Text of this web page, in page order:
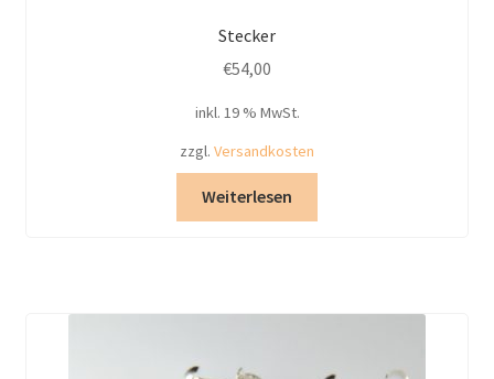
Stecker
€54,00
inkl. 19 % MwSt.
zzgl. Versandkosten
Weiterlesen